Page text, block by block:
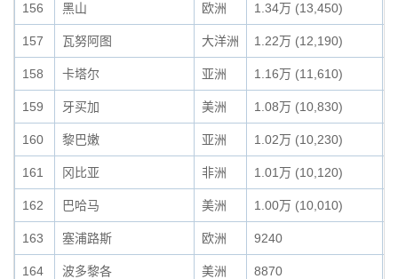
156 黑山 欧洲 1.34万 (13,450)
157 瓦努阿图 大洋洲 1.22万 (12,190)
158 卡塔尔 亚洲 1.16万 (11,610)
159 牙买加 美洲 1.08万 (10,830)
160 黎巴嫩 亚洲 1.02万 (10,230)
161 冈比亚 非洲 1.01万 (10,120)
162 巴哈马 美洲 1.00万 (10,010)
163 塞浦路斯 欧洲 9240
164 波多黎各 美洲 8870